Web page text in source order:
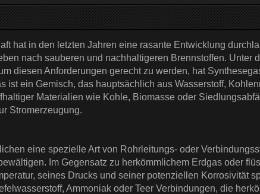
hat in den letzten Jahren eine rasante Entwicklung
nach sauberen und nachhaltigeren Brennstoffen. Unter
diesen Anforderungen gerecht zu werden, hat
ist ein Gemisch, das hauptsächlich aus Wasserstoff,
Materialien wie Kohle, Biomasse oder
Stromerzeugung.
eine spezielle Art von Rohrleitungs- oder
Im Gegensatz zu herkömmlichem Erdgas oder
seines Drucks und seiner potenziellen Korrosivität
Ammoniak oder Teer Verbindungen, die